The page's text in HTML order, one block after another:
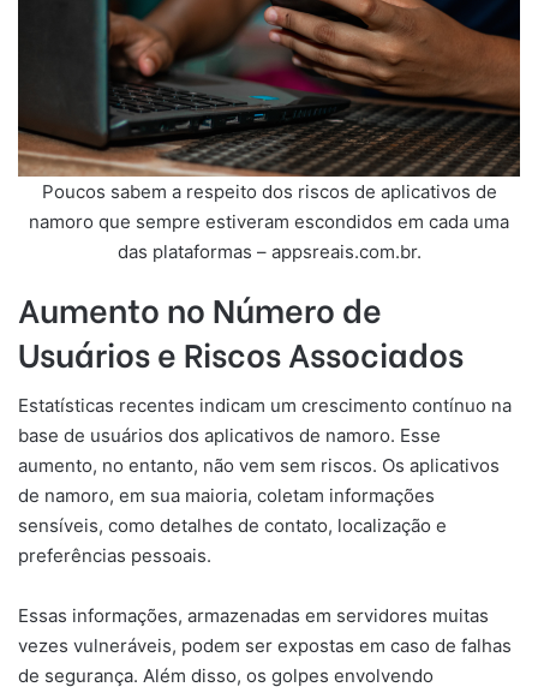
Poucos sabem a respeito dos riscos de aplicativos de
namoro que sempre estiveram escondidos em cada uma
das plataformas – appsreais.com.br.
Aumento no Número de
Usuários e Riscos Associados
Estatísticas recentes indicam um crescimento contínuo na
base de usuários dos aplicativos de namoro. Esse
aumento, no entanto, não vem sem riscos. Os aplicativos
de namoro, em sua maioria, coletam informações
sensíveis, como detalhes de contato, localização e
preferências pessoais.
Essas informações, armazenadas em servidores muitas
vezes vulneráveis, podem ser expostas em caso de falhas
de segurança. Além disso, os golpes envolvendo